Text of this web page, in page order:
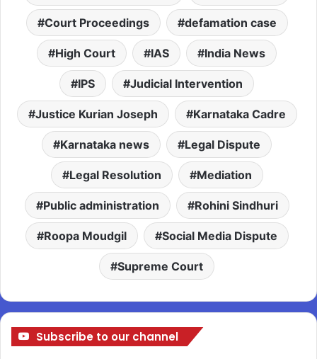
Court Proceedings defamation case
High Court IAS India News
IPS Judicial Intervention
Justice Kurian Joseph Karnataka Cadre
Karnataka news Legal Dispute
Legal Resolution Mediation
Public administration Rohini Sindhuri
Roopa Moudgil Social Media Dispute
Supreme Court
Subscribe to our channel